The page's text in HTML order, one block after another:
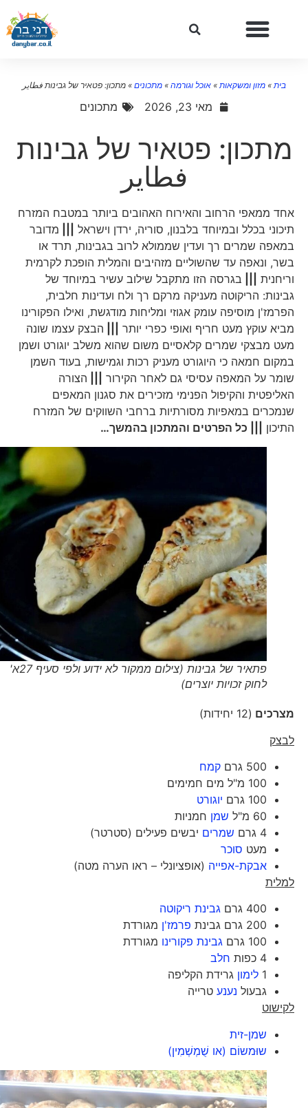
»מזון ומשקאות»אוכל וגורמה»מתכונים»מתכון: פטאיר של גבינות فطاير
מאי 23, 2026 מתכונים
מתכון: פטאיר של גבינות
فطاير
אחד ממאפי הרחוב והאירוח האהובים ביותר במטבח המזרח
תיכוני בכלל ובמיוחד בלבנון, סוריה, ירדן וישראל|||
מדובר
במאפה שמרים רך ועדין שממולא לרוב בגבינות, תרד או
בשר, ונאפה עד שהשוליים מזהיבים והמלית הופכת לקרמית
וריחנית|||
בגרסה הזו מתקבל שילוב עשיר במיוחד של
גבינות: הריקוטה מעניקה מרקם רך ולח ועדינות חלבית,
הפרמז'ן מוסיפה עומק אגוזי ומליחות מודגשת, ואילו הפקורינו
מביא עוקץ מעט חריף ואופי כפרי יותר|||
הבצק עצמו שונה
מעט מבצקי שמרים קלאסיים משום שהוא משלב יוגורט ושמן
במקום חמאה כי היוגורט מעניק רכות וגמישות, בעוד השמן
שומר על המאפה עסיסי גם לאחר הקירור|||
הצורה
האליפטית והקיפול הפנימי מזכירים את סגנון המאפים
שנמכרים במאפיות מסורתיות ברחבי השווקים של המזרח
התיכון||| כל הפרטים והמתכון בהמשך…
פתאיר של גבינות (צילום ממקור לא ידוע ולפי סעיף 27א'
לחוק זכויות יוצרים)
מצרכים(12 יחידות)
לבצק
500 גרם
קמח
100 מ"ל מים חמימים
100 גרם
יוגורט
60 מ"ל
שמןחמניות
4 גרם
שמריםיבשים פעילים (סטרטר)
מעטסוכר
אבקת-אפייה(אופציונלי – ראו הערה מטה)
למלית
400 גרם
גבינת ריקוטה
200 גרם גבינת
פרמז'ןמגורדת
100 גרם
גבינת פקורינומגורדת
4 כפות
חלב
1
לימוןגרידת הקליפה
גבעולנענעטרייה
לקישוט
שמן-זית
שוּמשוֹם (או שֻׁמְשְׁמִין)